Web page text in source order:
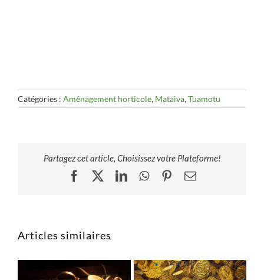
Catégories : Aménagement horticole, Mataiva,Tuamotu
Partagez cet article, Choisissez votre Plateforme!
FacebookLinkedInWhatsApp
Pinterest
Email
Articles similaires